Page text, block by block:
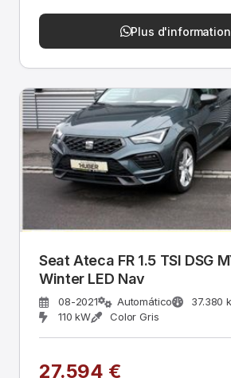
Plus
Seat Ateca FR 1.5 TSI DSG
Winter LED Nav
08-2021 Automático 37.380
110 kW
Color Gris
27.594 €